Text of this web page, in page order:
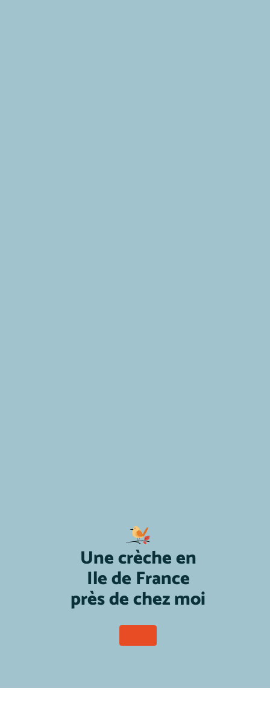
Une crèche en
Ile de France
près de chez moi